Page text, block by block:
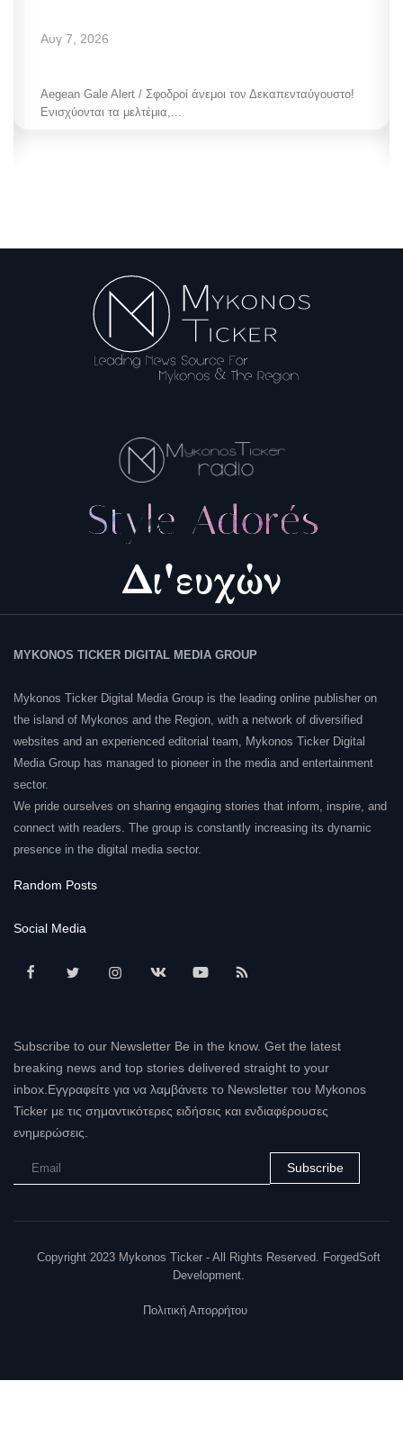
Αυγ 7, 2026
Aegean Gale Alert / Σφοδροί άνεμοι τον Δεκαπενταύγουστο!
Ενισχύονται τα μελτέμια,...
MYKONOS TICKER DIGITAL MEDIA GROUP
Mykonos Ticker Digital Media Group is the leading online publisher on
the island of Mykonos and the Region, with a network of diversified
websites and an experienced editorial team, Mykonos Ticker Digital
Media Group has managed to pioneer in the media and entertainment
sector.
We pride ourselves on sharing engaging stories that inform, inspire, and
connect with readers. The group is constantly increasing its dynamic
presence in the digital media sector.
Random Posts
Social Media
Subscribe to our Newsletter Be in the know. Get the latest
breaking news and top stories delivered straight to your
inbox.Εγγραφείτε για να λαμβάνετε το Newsletter του Mykonos
Ticker με τις σημαντικότερες ειδήσεις και ενδιαφέρουσες
ενημερώσεις.
Subscribe
Copyright 2023 Mykonos Ticker - All Rights Reserved. ForgedSoft
Development.
Πολιτική Απορρήτου